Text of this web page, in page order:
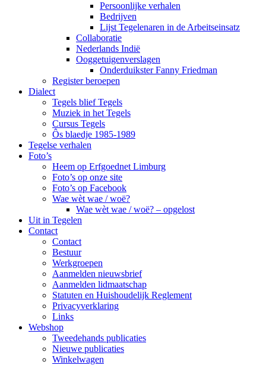
Persoonlijke verhalen
Bedrijven
Lijst Tegelenaren in de Arbeitseinsatz
Collaboratie
Nederlands Indië
Ooggetuigenverslagen
Onderduikster Fanny Friedman
Register beroepen
Dialect
Tegels blief Tegels
Muziek in het Tegels
Cursus Tegels
Ôs blaedje 1985-1989
Tegelse verhalen
Foto’s
Heem op Erfgoednet Limburg
Foto’s op onze site
Foto’s op Facebook
Wae wèt wae / woë?
Wae wèt wae / woë? – opgelost
Uit in Tegelen
Contact
Contact
Bestuur
Werkgroepen
Aanmelden nieuwsbrief
Aanmelden lidmaatschap
Statuten en Huishoudelijk Reglement
Privacyverklaring
Links
Webshop
Tweedehands publicaties
Nieuwe publicaties
Winkelwagen